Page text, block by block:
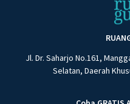
Jl. Dr. Saharjo No.161,
Selatan, Daerah